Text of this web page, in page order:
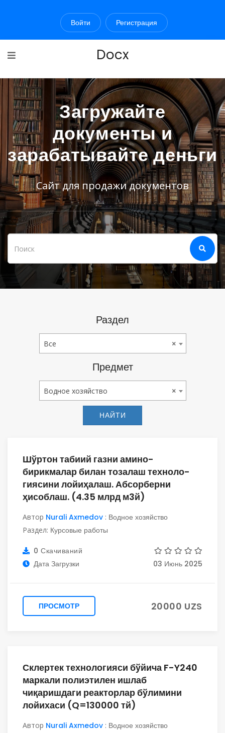
Войти Регистрация
Docx
Загружайте
документы и
зарабатывайте деньги
Сайт для продажи документов
Раздел
Все ×
Все
Предмет
Водное Хозяйство ×
Водное хозяйство
НАЙТИ
Шўртон табиий газни амино-
бирикмалар билан тозалаш техноло-
гиясини лойиҳалаш. Абсорберни
ҳисоблаш. (4.35 млрд м3й)
Автор Nurali Axmedov : Водное хозяйство
Раздел: Курсовые работы
0 Скачиваний
Дата Загрузки
03 Июнь 2025
ПРОСМОТР 20000 UZS
Склертек технологияси бўйича F-Y240
маркали полиэтилен ишлаб
чиқаришдаги реакторлар бўлимини
лойихаси (Q=130000 тй)
Автор Nurali Axmedov : Водное хозяйство